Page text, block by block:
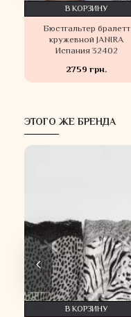
Бюстгальтер бралетт
кружевной JANIRA
Испания 32402
2759 грн.
В КОРЗИНУ
ЭТОГО ЖЕ БРЕНДА
В КОРЗИНУ